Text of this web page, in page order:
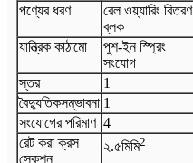
পণ্যের ধরণ
রেল ওয়্যারিং বিতরণ
ব্লক
যান্ত্রিক কাঠামো
পুশ-ইন স্প্রিং
সংযোগ
স্তর
1
বৈদ্যুতিকসম্ভাবনা 1
সংযোগের পরিমাণ 4
রেট করা ক্রস
সেকশন
২.৫মিমি2